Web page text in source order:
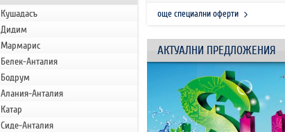
Кушадасъ
Дидим
Мармарис
Белек-Анталия
Бодрум
Алания-Анталия
Катар
Сиде-Анталия
ЗАПИСВАНИЯ 2026
още специални оферти
АКТУАЛНИ ПРЕДЛОЖЕНИЯ